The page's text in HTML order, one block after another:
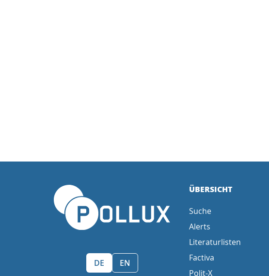
Sprache wählen/Select language
DE EN
ÜBERSICHT
Suche
Alerts
Literaturlisten
Factiva
Polit-X